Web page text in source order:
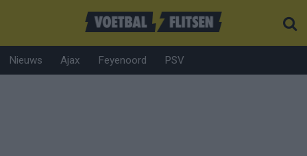
Nieuws Ajax Feyenoord PSV